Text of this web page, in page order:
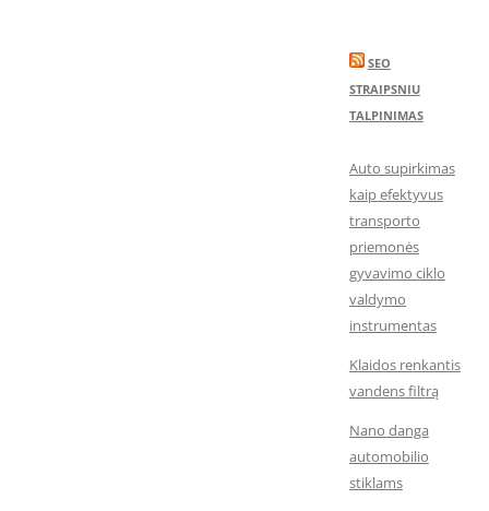
SEO
STRAIPSNIU
TALPINIMAS
Auto supirkimas
kaip efektyvus
transporto
priemonės
gyvavimo ciklo
valdymo
instrumentas
Klaidos renkantis
vandens filtrą
Nano danga
automobilio
stiklams